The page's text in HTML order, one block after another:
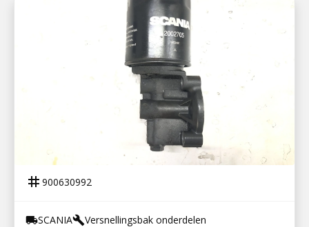
FILTERHUIS GRS 895/905
tag 900630992
local_shippingSCANIAbuildVersnellingsbak onderdelen